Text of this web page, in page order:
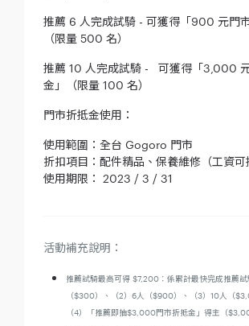
推薦 6 人完成試騎 - 可獲得「900 元門市
（限量 500 名）
推薦 10 人完成試騎 - 可獲得「3,000
金」（限量 100 名）
門市折抵金使用：
使用範圍：全台 Gogoro 門市
折扣項目：配件精品、保養維修（工資可
使用期限： 2023 / 3 / 31
活動補充說明：
推薦試騎最高可得 $7,200：係累計最快完成推薦試
（$300）、（2）6人（$900）、（3）10人（
（4）「推薦即抽$3,000門市折抵金」得主（